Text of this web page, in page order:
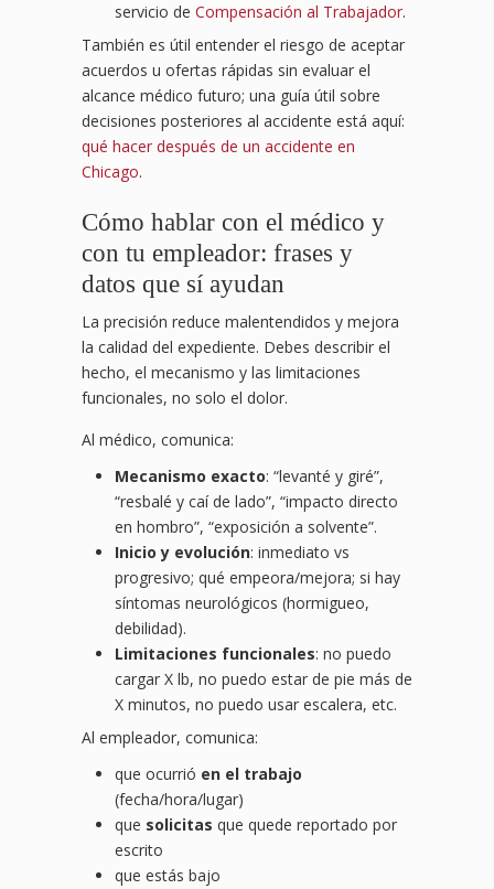
servicio de Compensación al Trabajador.
También es útil entender el riesgo de aceptar
acuerdos u ofertas rápidas sin evaluar el
alcance médico futuro; una guía útil sobre
decisiones posteriores al accidente está aquí:
qué hacer después de un accidente en
Chicago.
Cómo hablar con el médico y
con tu empleador: frases y
datos que sí ayudan
La precisión reduce malentendidos y mejora
la calidad del expediente. Debes describir el
hecho, el mecanismo y las limitaciones
funcionales, no solo el dolor.
Al médico, comunica:
Mecanismo exacto: “levanté y giré”,
“resbalé y caí de lado”, “impacto directo
en hombro”, “exposición a solvente”.
Inicio y evolución: inmediato vs
progresivo; qué empeora/mejora; si hay
síntomas neurológicos (hormigueo,
debilidad).
Limitaciones funcionales: no puedo
cargar X lb, no puedo estar de pie más de
X minutos, no puedo usar escalera, etc.
Al empleador, comunica:
que ocurrió en el trabajo
(fecha/hora/lugar)
que solicitas que quede reportado por
escrito
que estás bajo